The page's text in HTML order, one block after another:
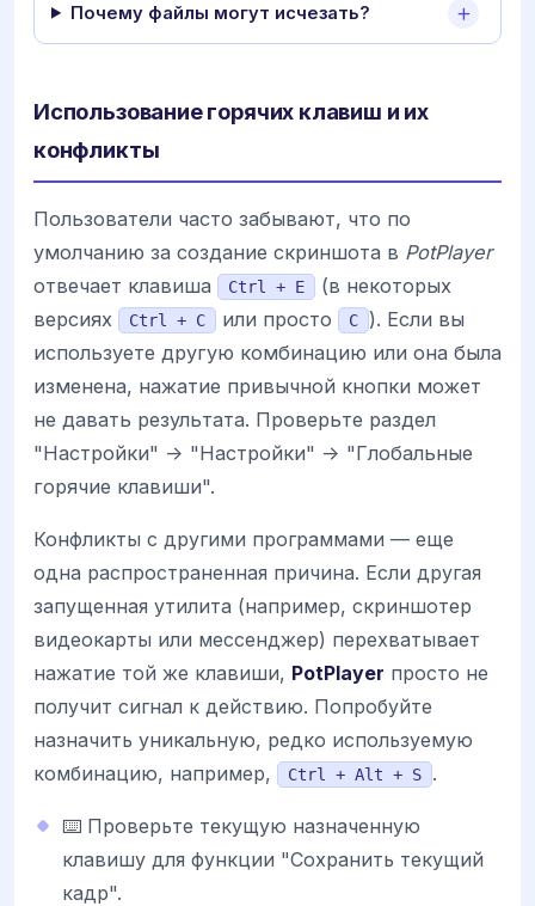
Почему файлы могут исчезать?
Использование горячих клавиш и их
конфликты
Пользователи часто забывают, что по
умолчанию за создание скриншота в PotPlayer
отвечает клавиша
Ctrl + E
(в некоторых
версиях
Ctrl + C или просто C
). Если вы
используете другую комбинацию или она была
изменена, нажатие привычной кнопки может
не давать результата. Проверьте раздел
"Настройки" -> "Настройки" -> "Глобальные
горячие клавиши".
Конфликты с другими программами — еще
одна распространенная причина. Если другая
запущенная утилита (например, скриншотер
видеокарты или мессенджер) перехватывает
нажатие той же клавиши, PotPlayer просто не
получит сигнал к действию. Попробуйте
назначить уникальную, редко используемую
комбинацию, например,
Ctrl + Alt + S .
⌨️ Проверьте текущую назначенную
клавишу для функции "Сохранить текущий
кадр".